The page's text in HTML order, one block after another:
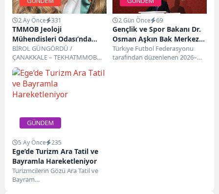
2 Ay Önce 331
TMMOB Jeoloji
Mühendisleri Odası’nda
Seçim Krizi: Olay Yargıya
Taşındı!
BİROL GÜNGÖRDÜ /
ÇANAKKALE – TEKHATMMOB
Jeoloji Mühendisleri Odası’nın 26
Nisan’da Ankara’da
gerçekleştirilen seçimlerinin
ardından...
2 Gün Önce 69
Gençlik ve Spor Bakanı Dr.
Osman Aşkın Bak Merkez
Hakem Kurulu Yaz
Seminerinde Hakem
Türkiye Futbol Federasyonu
tarafından düzenlenen 2026–
GÜNDEM
5 Ay Önce 235
Ege’de Turizm Ara Tatil ve
Bayramla Hareketleniyor
Turizmcilerin Gözü Ara Tatil ve
Bayram